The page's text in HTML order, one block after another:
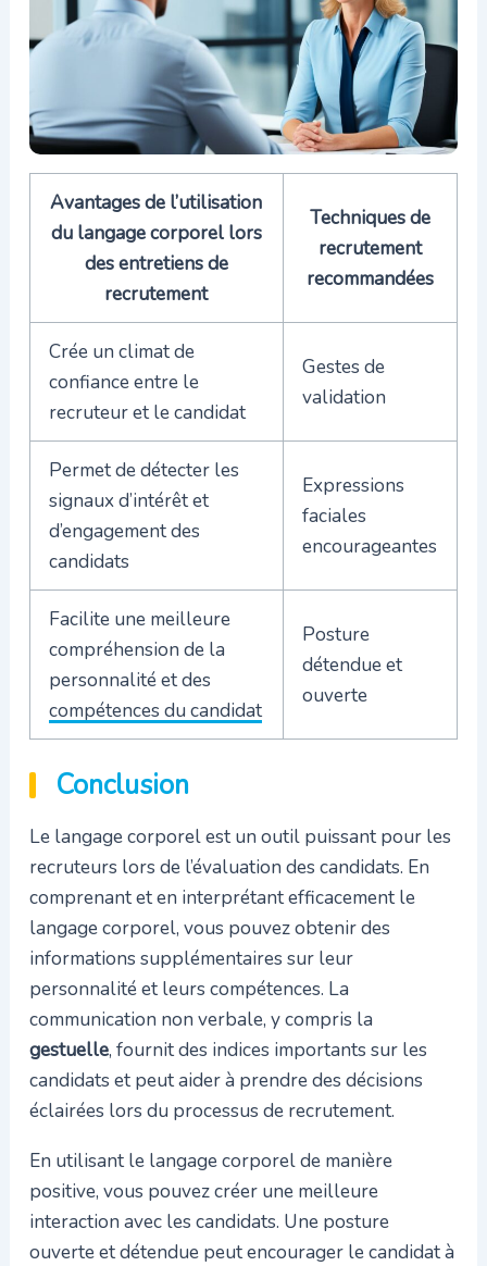
Avantages de l’utilisation
du langage corporel lors
des entretiens de
recrutement
Techniques de
recrutement
recommandées
Crée un climat de
confiance entre le
recruteur et le candidat
Gestes de
validation
Permet de détecter les
signaux d’intérêt et
d’engagement des
candidats
Expressions
faciales
encourageantes
Facilite une meilleure
compréhension de la
personnalité et des
compétences du candidat
Posture
détendue et
ouverte
Conclusion
Le langage corporel est un outil puissant pour les
recruteurs lors de l’évaluation des candidats. En
comprenant et en interprétant efficacement le
langage corporel, vous pouvez obtenir des
informations supplémentaires sur leur
personnalité et leurs compétences. La
communication non verbale, y compris la
gestuelle, fournit des indices importants sur les
candidats et peut aider à prendre des décisions
éclairées lors du processus de recrutement.
En utilisant le langage corporel de manière
positive, vous pouvez créer une meilleure
interaction avec les candidats. Une posture
ouverte et détendue peut encourager le candidat à